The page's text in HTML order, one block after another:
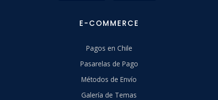
E-COMMERCE
Pagos en Chile
Pasarelas de Pago
Métodos de Envío
Galería de Temas